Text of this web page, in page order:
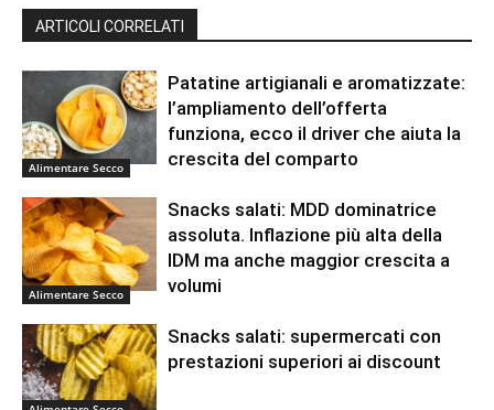
ARTICOLI CORRELATI
Alimentare Secco
Patatine artigianali e aromatizzate:
l’ampliamento dell’offerta
funziona, ecco il driver che aiuta la
crescita del comparto
Alimentare Secco
Snacks salati: MDD dominatrice
assoluta. Inflazione più alta della
IDM ma anche maggior crescita a
volumi
Snacks salati: supermercati con
prestazioni superiori ai discount